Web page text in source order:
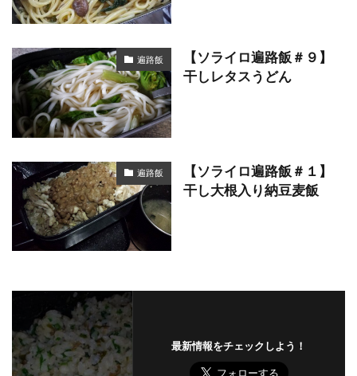
遍路飯
【ソライロ遍路飯＃９】
干しレタスうどん
遍路飯
【ソライロ遍路飯＃１】
干し大根入り納豆麦飯
最新情報をチェックしよう！